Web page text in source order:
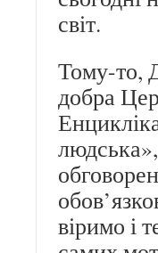
світ.
Тому-то,
добра
віримо і